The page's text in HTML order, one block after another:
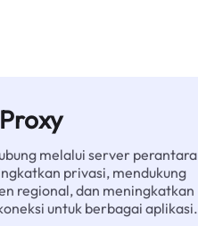
melalui server perantara
privasi, mendukung
regional, dan meningkatkan
untuk berbagai aplikasi.